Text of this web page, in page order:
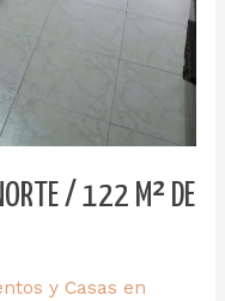
/ 122 M² DE
y Casas en